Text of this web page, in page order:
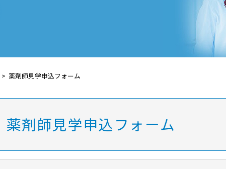
入院のご案内・入退院支援センター
部門
個人情報保護について
医師による説明対応時間についてのお願い
病院の機能・特色
日本医療機能評価機構認定
薬剤師見学申込フォーム
薬剤師見学申込フォーム